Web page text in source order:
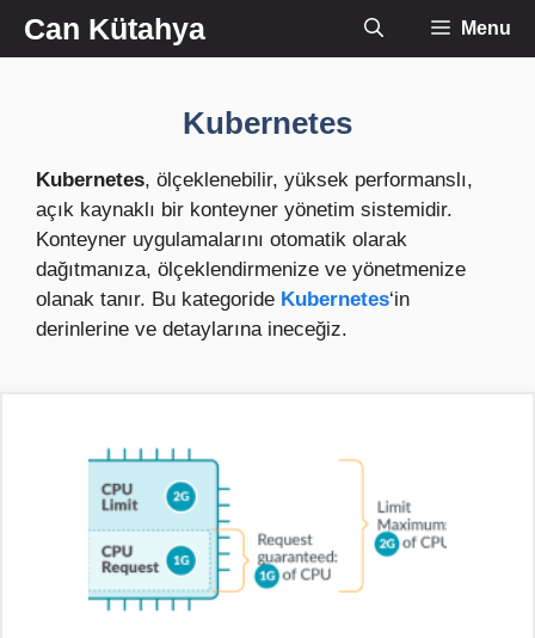
İçeriğe
atlaCan Kütahya Menu
Kubernetes
Kubernetes, ölçeklenebilir, yüksek performanslı,
açık kaynaklı bir konteyner yönetim sistemidir.
Konteyner uygulamalarını otomatik olarak
dağıtmanıza, ölçeklendirmenize ve yönetmenize
olanak tanır. Bu kategoride Kubernetes‘in
derinlerine ve detaylarına ineceğiz.